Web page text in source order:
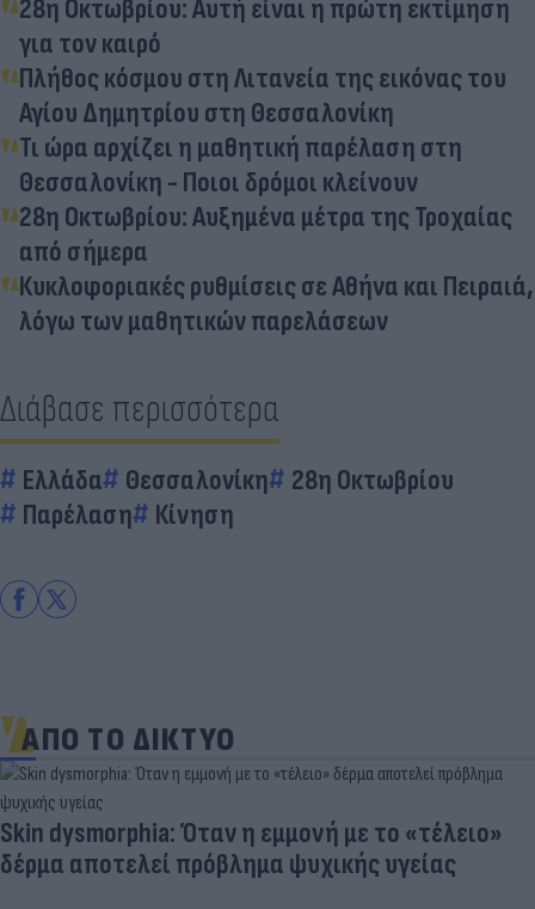
28η Οκτωβρίου: Αυτή είναι η πρώτη εκτίμηση
για τον καιρό
Πλήθος κόσμου στη Λιτανεία της εικόνας του
Αγίου Δημητρίου στη Θεσσαλονίκη
Τι ώρα αρχίζει η μαθητική παρέλαση στη
Θεσσαλονίκη - Ποιοι δρόμοι κλείνουν
28η Οκτωβρίου: Αυξημένα μέτρα της Τροχαίας
από σήμερα
Κυκλοφοριακές ρυθμίσεις σε Αθήνα και Πειραιά,
λόγω των μαθητικών παρελάσεων
Διάβασε περισσότερα
Ελλάδα Θεσσαλονίκη
28η Οκτωβρίου
Παρέλαση
Κίνηση
ΑΠΟ ΤΟ ΔΙΚΤΥΟ